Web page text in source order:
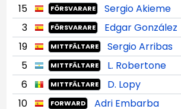
15
FÖRSVARARE Sergio Akieme
3 FÖRSVARARE Edgar González
19 MITTFÄLTARE Sergio Arribas
5 MITTFÄLTARE
L. Robertone
6
MITTFÄLTARE
D. Lopy
10
FORWARD Adri Embarba